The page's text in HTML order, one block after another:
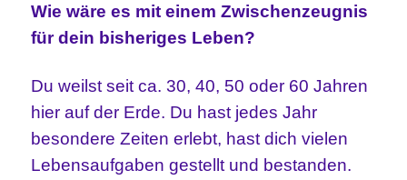
Wie wäre es mit einem Zwischenzeugnis
für dein bisheriges Leben?
Du weilst seit ca. 30, 40, 50 oder 60 Jahren
hier auf der Erde. Du hast jedes Jahr
besondere Zeiten erlebt, hast dich vielen
Lebensaufgaben gestellt und bestanden.